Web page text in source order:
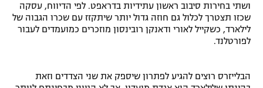
מדיניות פרטיות
תקנון פעילות ספורט 1
רשיון להקרנה פומבית לבית עסק
גיימינג E-Sports
ושתי בחירות סיבוב ראשון עתידיות בדראפט. לפי הדיווח, עסקה
שכזו תצטרך לכלול גם חוזה גדול יותר שיתקזז עם שכרו הגבוה של
לילארד, כשקייל לאורי ודאנקן רובינסון מוזכרים כמועמדים לעבור
לפורטלנד.
הבלייזרס רוצים להגיע לפתרון שיספק את שני הצדדים וזאת